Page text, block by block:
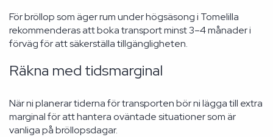
För bröllop som äger rum under högsäsong i Tomelilla
rekommenderas att boka transport minst 3–4 månader i
förväg för att säkerställa tillgängligheten.
Räkna med tidsmarginal
När ni planerar tiderna för transporten bör ni lägga till extra
marginal för att hantera oväntade situationer som är
vanliga på bröllopsdagar.